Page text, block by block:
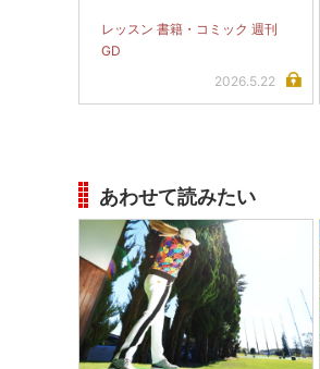
レッスン 書籍・コミック 週刊
GD
2026.5.22
あわせて読みたい